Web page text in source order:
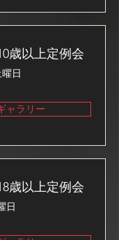
歳以上定例会
日
ャラリー
歳以上定例会
日